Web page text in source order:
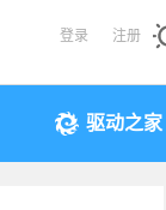
登录 注册
驱动之家